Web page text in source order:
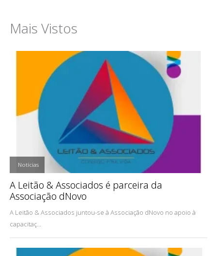
Mais Vistos
Notícias
A Leitão & Associados é parceira da
Associação dNovo
A Leitão & Associados juntou-se à Associação dNovo no apoio à
capacitaç...